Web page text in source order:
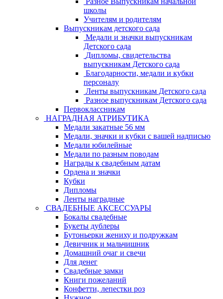
школы
Учителям и родителям
Выпускникам детского сада
Медали и значки выпускникам
Детского сада
Дипломы, свидетельства
выпускникам Детского сада
Благодарности, медали и кубки
персоналу
Ленты выпускникам Детского сада
Разное выпускникам Детского сада
Первоклассникам
НАГРАДНАЯ АТРИБУТИКА
Медали закатные 56 мм
Медали, значки и кубки с вашей надписью
Медали юбилейные
Медали по разным поводам
Награды к свадебным датам
Ордена и значки
Кубки
Дипломы
Ленты наградные
СВАДЕБНЫЕ АКСЕССУАРЫ
Бокалы свадебные
Букеты дублеры
Бутоньерки жениху и подружкам
Девичник и мальчишник
Домашний очаг и свечи
Для денег
Свадебные замки
Книги пожеланий
Конфетти, лепестки роз